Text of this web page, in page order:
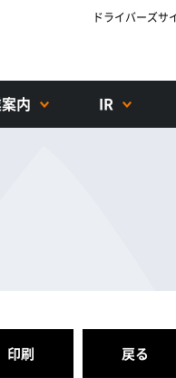
ドライバーズサ
内 IR
印刷 戻る